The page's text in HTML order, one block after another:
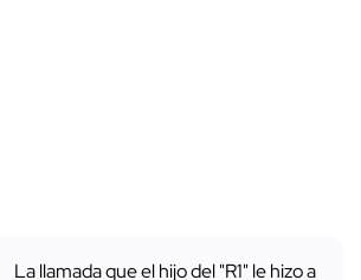
La llamada que el hijo del "R1" le hizo a